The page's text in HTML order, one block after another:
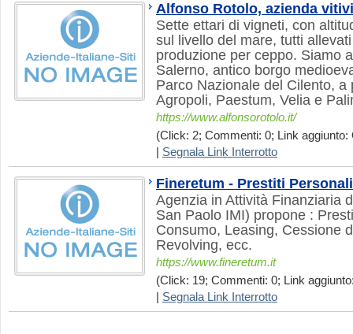
Alfonso Rotolo, azienda
Sette ettari di vigneti, con
sul livello del mare, tutti
produzione per ceppo. Siamo
Salerno, antico borgo
Parco Nazionale del Cilento, a
Agropoli, Paestum, Velia e
https://www.alfonsorotolo.it/
(Click: 2; Commenti: 0; Link aggiunto:
Segnala Link Interrotto
Fineretum - Prestiti Personali
Agenzia in Attività Finanziaria
San Paolo IMI) propone :
Consumo, Leasing, Cessione
Revolving, ecc.
https://www.fineretum.it
(Click: 19; Commenti: 0; Link
Segnala Link Interrotto